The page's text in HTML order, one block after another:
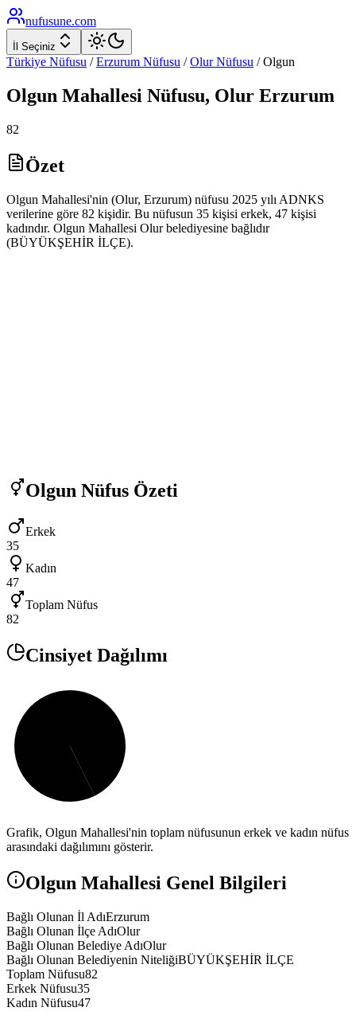
nufusune.com
İl Seçiniz
Türkiye Nüfusu / Erzurum Nüfusu / OlurNüfusu /Olgun
Olgun Mahallesi Nüfusu, Olur Erzurum
82
Özet
Olgun Mahallesi'nin (Olur, Erzurum) nüfusu 2025 yılı ADNKS
verilerine göre 82 kişidir. Bu nüfusun 35 kişisi erkek, 47 kişisi
kadındır. Olgun Mahallesi Olur belediyesine bağlıdır
(BÜYÜKŞEHİR İLÇE).
Olgun Nüfus Özeti
Erkek
35
Kadın
47
Toplam Nüfus
82
Cinsiyet Dağılımı
Grafik, Olgun Mahallesi'nin toplam nüfusunun erkek ve kadın nüfus
arasındaki dağılımını gösterir.
Olgun Mahallesi Genel Bilgileri
Bağlı Olunan İl AdıErzurum
Bağlı Olunan İlçe AdıOlur
Bağlı Olunan Belediye AdıOlur
Bağlı Olunan Belediyenin NiteliğiBÜYÜKŞEHİR İLÇE
Toplam Nüfusu82
Erkek Nüfusu35
Kadın Nüfusu47